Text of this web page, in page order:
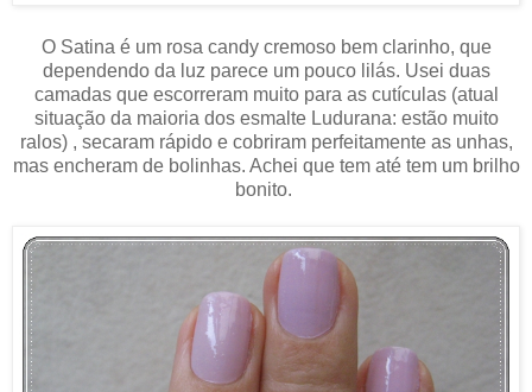
O Satina é um rosa candy cremoso bem clarinho, que
dependendo da luz parece um pouco lilás. Usei duas
camadas que escorreram muito para as cutículas (atual
situação da maioria dos esmalte Ludurana: estão muito
ralos) , secaram rápido e cobriram perfeitamente as unhas,
mas encheram de bolinhas. Achei que tem até tem um brilho
bonito.